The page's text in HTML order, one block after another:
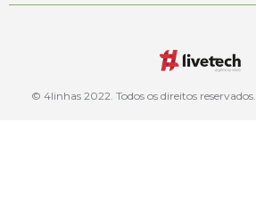
© 4linhas 2022. Todos os direitos reservados.